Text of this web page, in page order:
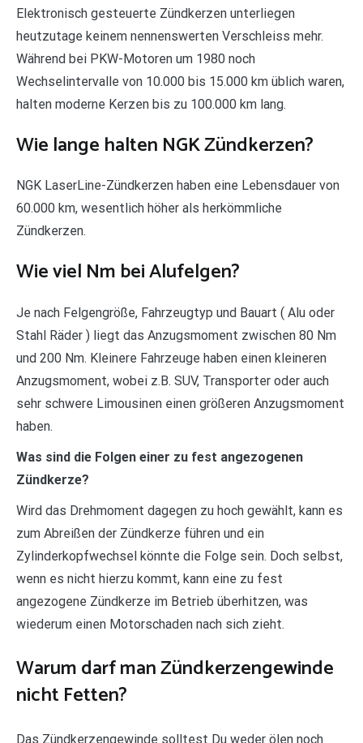
Elektronisch gesteuerte Zündkerzen unterliegen
heutzutage keinem nennenswerten Verschleiss mehr.
Während bei PKW-Motoren um 1980 noch
Wechselintervalle von 10.000 bis 15.000 km üblich waren,
halten moderne Kerzen bis zu 100.000 km lang.
Wie lange halten NGK Zündkerzen?
NGK LaserLine-Zündkerzen haben eine Lebensdauer von
60.000 km, wesentlich höher als herkömmliche
Zündkerzen.
Wie viel Nm bei Alufelgen?
Je nach Felgengröße, Fahrzeugtyp und Bauart ( Alu oder
Stahl Räder ) liegt das Anzugsmoment zwischen 80 Nm
und 200 Nm. Kleinere Fahrzeuge haben einen kleineren
Anzugsmoment, wobei z.B. SUV, Transporter oder auch
sehr schwere Limousinen einen größeren Anzugsmoment
haben.
Was sind die Folgen einer zu fest angezogenen
Zündkerze?
Wird das Drehmoment dagegen zu hoch gewählt, kann es
zum Abreißen der Zündkerze führen und ein
Zylinderkopfwechsel könnte die Folge sein. Doch selbst,
wenn es nicht hierzu kommt, kann eine zu fest
angezogene Zündkerze im Betrieb überhitzen, was
wiederum einen Motorschaden nach sich zieht.
Warum darf man Zündkerzengewinde
nicht Fetten?
Das Zündkerzengewinde solltest Du weder ölen noch